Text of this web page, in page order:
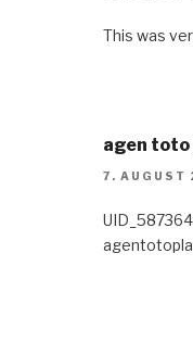
This was
agen toto
7. AUGUST